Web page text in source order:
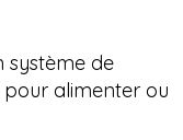
système de
alimenter ou